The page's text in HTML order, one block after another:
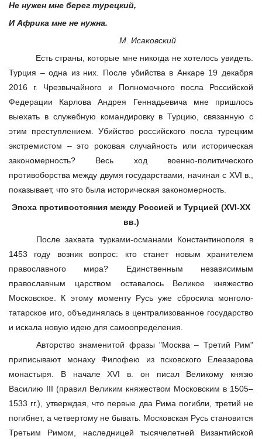
Не нужен мне берег турецкий,
И Африка мне не нужна.
М. Исаковский
Есть страны, которые мне никогда не хотелось увидеть.
Турция – одна из них. После убийства в Анкаре 19 декабря
2016 г. Чрезвычайного и Полномочного посла Российской
Федерации Карлова Андрея Геннадьевича мне пришлось
выехать в служебную командировку в Турцию, связанную с
этим преступлением. Убийство российского посла турецким
экстремистом – это роковая случайность или историческая
закономерность? Весь ход военно-политического
противоборства между двумя государствами, начиная с XVI в.,
показывает, что это была историческая закономерность.
Эпоха противостояния между Россией и Турцией (XVI-XX
вв.)
После захвата турками-османами Константинополя в
1453 году возник вопрос: кто станет новым хранителем
православного мира? Единственным независимым
православным царством оставалось Великое княжество
Московское. К этому моменту Русь уже сбросила монголо-
татарское иго, объединялась в централизованное государство
и искала новую идею для самоопределения.
Авторство знаменитой фразы "Москва – Третий Рим"
приписывают монаху Филофею из псковского Елеазарова
монастыря. В начале XVI в. он писал Великому князю
Василию III (правил Великим княжеством Московским в 1505–
1533 гг.), утверждая, что первые два Рима погибли, третий не
погибнет, а четвертому не бывать. Московская Русь становится
Третьим Римом, наследницей тысячелетней Византийской